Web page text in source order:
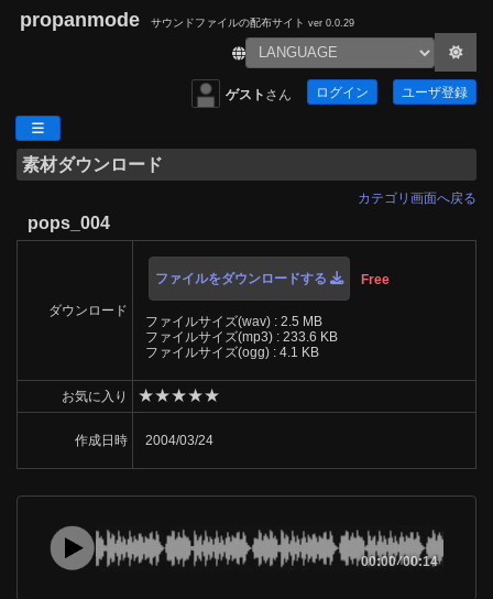
propanmode サウンドファイルの配布サイト ver 0.0.29
ゲスト さん ログイン ユーザ登録
素材ダウンロード
カテゴリ画面へ戻る
pops_004
ダウンロード
ファイルをダウンロードする Free
ファイルサイズ(wav) : 2.5 MB
ファイルサイズ(mp3) : 233.6 KB
ファイルサイズ(ogg) : 4.1 KB
お気に入り ★★★★★
作成日時 2004/03/24
00:00/00:14